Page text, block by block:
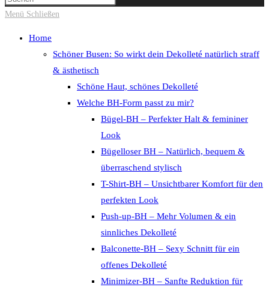
umschalten
the
panel.
Menü Schließen
Home
Schöner Busen: So wirkt dein Dekolleté natürlich straff
& ästhetisch
Schöne Haut, schönes Dekolleté
Welche BH-Form passt zu mir?
Bügel-BH – Perfekter Halt & femininer
Look
Bügelloser BH – Natürlich, bequem &
überraschend stylisch
T-Shirt-BH – Unsichtbarer Komfort für den
perfekten Look
Push-up-BH – Mehr Volumen & ein
sinnliches Dekolleté
Balconette-BH – Sexy Schnitt für ein
offenes Dekolleté
Minimizer-BH – Sanfte Reduktion für